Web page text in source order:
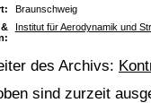
Braunschweig
Institut für Aerodynamik und
des Archivs:
sind zurzeit